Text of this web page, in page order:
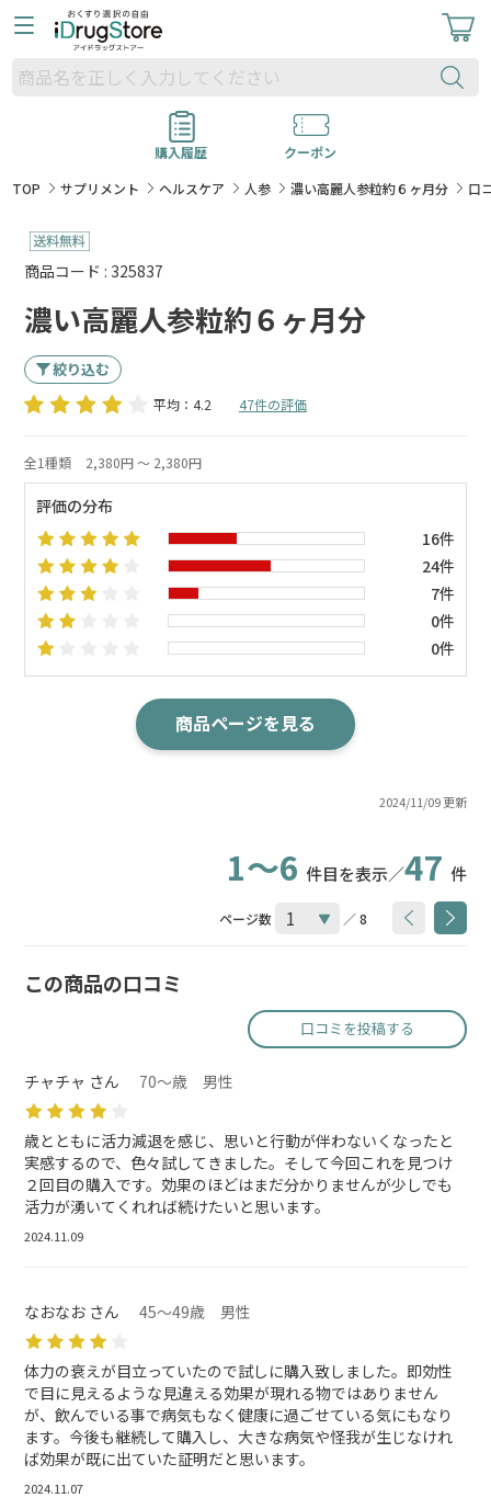
購入履歴
クーポン
TOP
サプリメント ヘルスケア 人参 濃い高麗人参粒約６ヶ月分 口
商品コード : 325837
濃い高麗人参粒約６ヶ月分
絞り込む
平均：4.2 47件の評価
2024/11/09 更新
全1種類 2,380円 ～ 2,380円
評価の分布
16件
24件
7件
0件
0件
商品ページを見る
1～6 件目を表示／47 件
ページ数 ／ 8
この商品の口コミ
口コミを投稿する
チャチャ さん 70～歳 男性
歳とともに活力減退を感じ、思いと行動が伴わないくなったと
実感するので、色々試してきました。そして今回これを見つけ
２回目の購入です。効果のほどはまだ分かりませんが少しでも
活力が湧いてくれれば続けたいと思います。
2024.11.09
なおなお さん 45～49歳 男性
体力の衰えが目立っていたので試しに購入致しました。即効性
で目に見えるような見違える効果が現れる物ではありません
が、飲んでいる事で病気もなく健康に過ごせている気にもなり
ます。今後も継続して購入し、大きな病気や怪我が生じなけれ
ば効果が既に出ていた証明だと思います。
2024.11.07